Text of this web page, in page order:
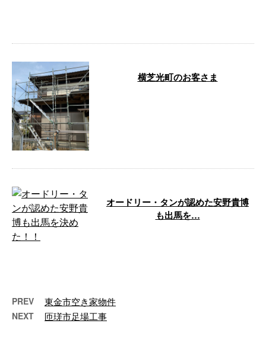
横芝光町のお客さま
オードリー・タンが認めた安野貴博
も出馬を…
PREV 東金市空き家物件
NEXT 匝瑳市足場工事